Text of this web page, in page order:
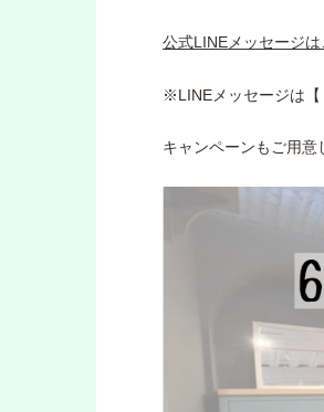
公式LINEメッセージは
※LINEメッセージは【
キャンペーンもご用意